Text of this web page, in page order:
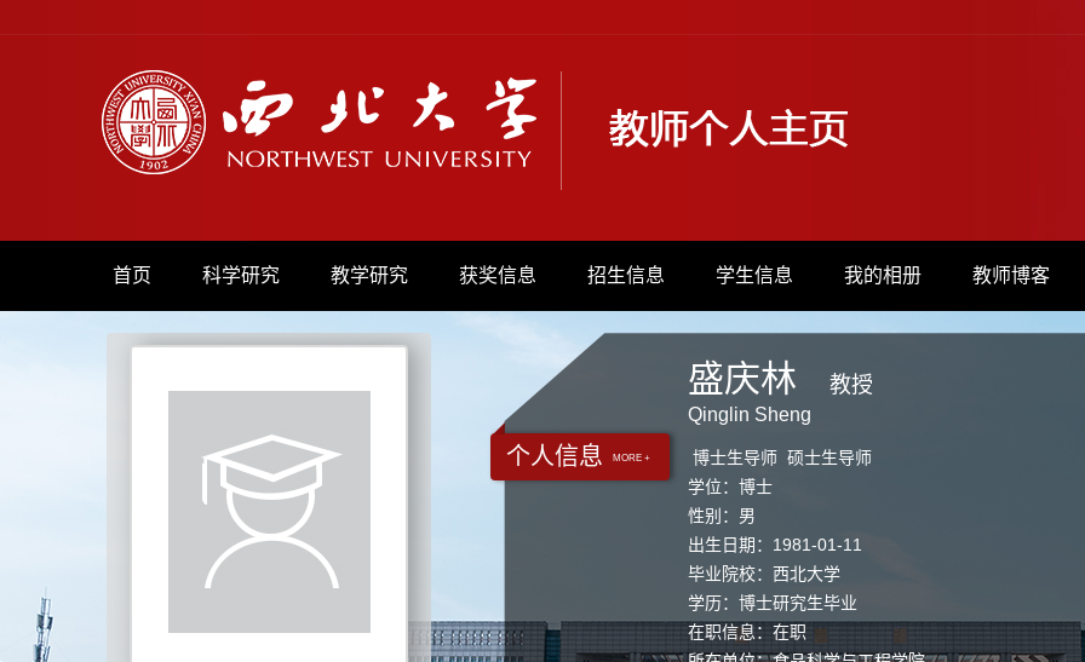
首页 科学研究 教学研究 获奖信息 招生信息 学生信息 我的相册 教师博客
个人信息 MORE +
盛庆林
Qinglin Sheng
教授
博士生导师 硕士生导师
学位：博士
性别：男
出生日期：1981-01-11
毕业院校：西北大学
学历：博士研究生毕业
在职信息：在职